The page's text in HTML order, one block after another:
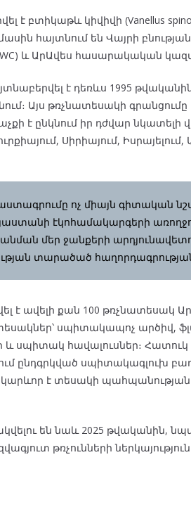
բտիկաթև կիվիվի (Vanellus
հայտնում են Վայրի
և ԱրԱվես հասարակական
է դեռևս 1995
Այս թռչնատեսակի գրանցումը
է ընկնում իր դժվար նկատելի
Սիրիայում, Իսրայելում,
ոչ միայն գիտական
էկոհամակարգերի
մեր ջանքերի
տարածած հաղորդագրության
է ավելի քան 100 թռչնատեսակ
սպիտակապոչ արծիվ,
հավալուսներ։ Հատուկ
ընդգրկված սպիտակագլուխ
կարևոր է տեսակի
են նաև 2025 թվականին,
թռչունների